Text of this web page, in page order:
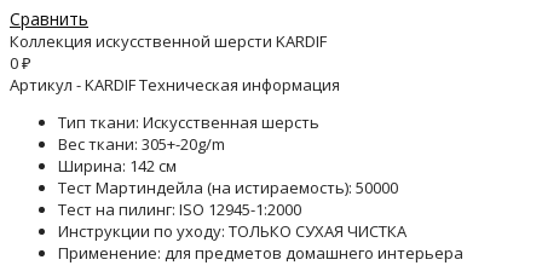
Сравнить
Коллекция искусственной шерсти KARDIF
0₽
Артикул - KARDIF Техническая информация
Тип ткани: Искусственная шерсть
Вес ткани: 305+-20g/m
Ширина: 142 см
Тест Мартиндейла (на истираемость): 50000
Тест на пилинг: ISO 12945-1:2000
Инструкции по уходу: ТОЛЬКО СУХАЯ ЧИСТКА
Применение: для предметов домашнего интерьера